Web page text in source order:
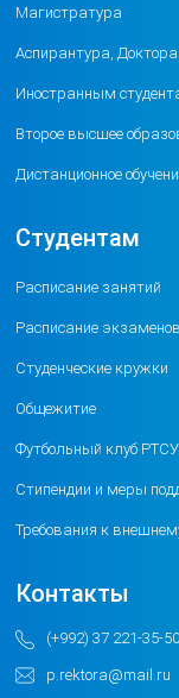
Магистратура
Аспирантура,
Иностранным
Второе высшее
Дистанционное
Студентам
Расписание занятий
Расписание экзаменов
Студенческие кружки
Общежитие
Футбольный клуб РТСУ
Стипендии и меры
Требования к
Контакты
(+992) 37 221-35-50
p.rektora@mail.ru